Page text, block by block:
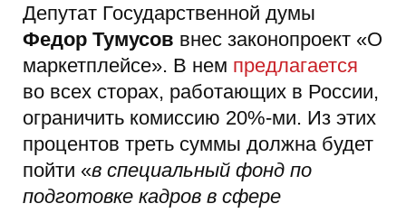
Депутат Государственной думы
Федор Тумусов внес законопроект «О
маркетплейсе». В нем предлагается
во всех сторах, работающих в России,
ограничить комиссию 20%-ми. Из этих
процентов треть суммы должна будет
пойти «в специальный фонд по
подготовке кадров в сфере